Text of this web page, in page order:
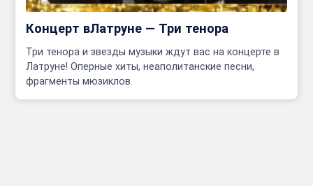
Концерт вЛатруне — Три тенора
Три тенора и звезды музыки ждут вас на концерте в
Латруне! Оперные хиты, неаполитанские песни,
фрагменты мюзиклов.